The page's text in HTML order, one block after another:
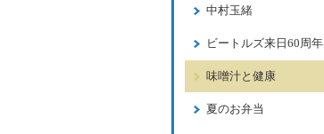
中村玉緒
ビートルズ来日60周年
味噌汁と健康
夏のお弁当